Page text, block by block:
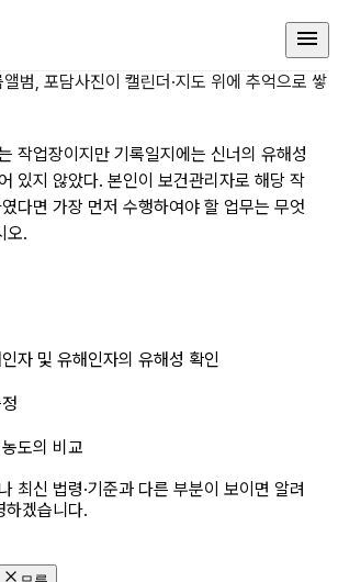
하고 있는 작업장이지
범, 포담사진이 캘린더·지도 위에 추억으로 쌓
작업장이지만 기록일지에는 신너의 유해성
있지 않았다. 본인이 보건관리자로 해당 작
다면 가장 먼저 수행하여야 할 업무는 무엇
오.
자 및 유해인자의 유해성 확인
도의 비교
최신 법령·기준과 다른 부분이 보이면 알려
하겠습니다.